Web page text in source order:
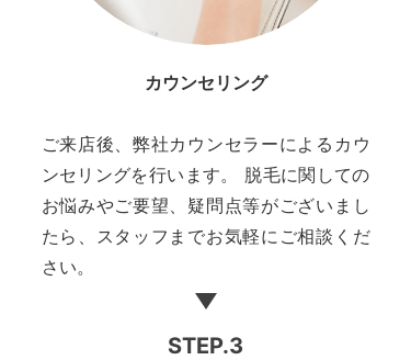
カウンセリング
ご来店後、弊社カウンセラーによるカウ
ンセリングを行います。 脱毛に関しての
お悩みやご要望、疑問点等がございまし
たら、スタッフまでお気軽にご相談くだ
さい。
STEP.3